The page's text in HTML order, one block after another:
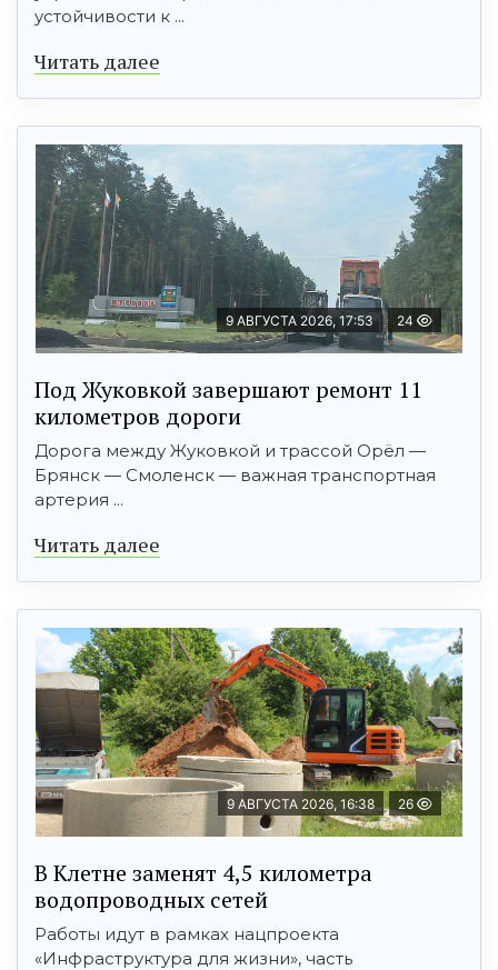
устойчивости к ...
Читать далее
9 АВГУСТА 2026, 17:53 24
Под Жуковкой завершают ремонт 11
километров дороги
Дорога между Жуковкой и трассой Орёл —
Брянск — Смоленск — важная транспортная
артерия ...
Читать далее
9 АВГУСТА 2026, 16:38 26
В Клетне заменят 4,5 километра
водопроводных сетей
Работы идут в рамках нацпроекта
«Инфраструктура для жизни», часть